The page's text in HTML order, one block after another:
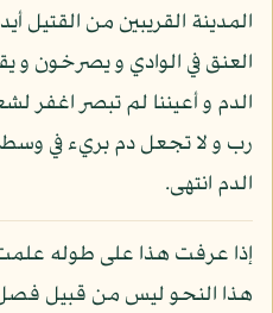
المدينة القريبين من القتيل
العنق في الوادي و يصرخون و
الدم و أعيننا لم تبصر اغفر
رب و لا تجعل دم بريء في
الدم انتهى.
إذا عرفت هذا على طوله
هذا النحو ليس من قبيل